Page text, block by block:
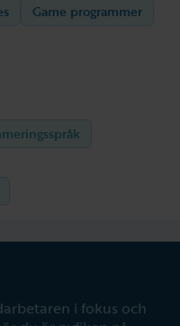
Game programmer
i fokus och